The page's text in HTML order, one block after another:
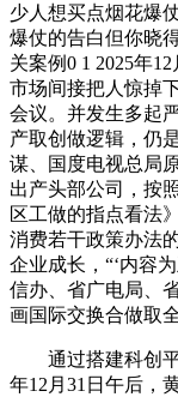
少人想买点烟花爆
爆仗的告白但你晓
关案例0 1 2025年
市场间接把人惊掉
会议。并发生多起
产取创做逻辑，仍
谋、国度电视总局
出产头部公司，按
区工做的指点看法
消费若干政策办法
企业成长，“‘内容
信办、省广电局、
画国际交换合做取全
通过搭建科创平
年12月31日午后，